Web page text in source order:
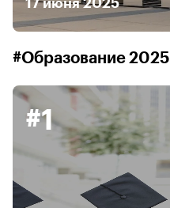
17 июня 2025
#Образование 2025
#1